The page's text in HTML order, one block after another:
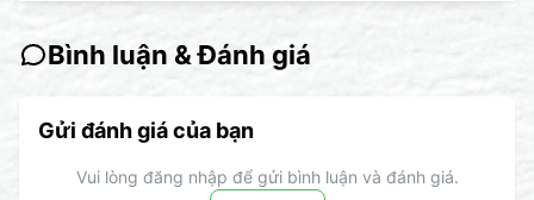
Bình luận & Đánh giá
Gửi đánh giá của bạn
Vui lòng đăng nhập để gửi bình luận và đánh giá.